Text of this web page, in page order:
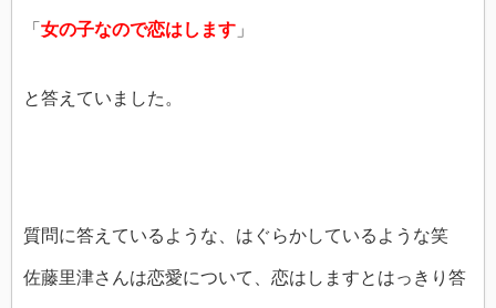
「 女の子なので恋はします 」
と答えていました。
質問に答えているような、はぐらかしているような笑
佐藤里津さんは恋愛について、恋はしますとはっきり答